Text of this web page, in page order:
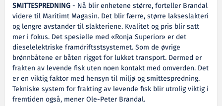
SMITTESPREDNING- Nå blir enhetene større, forteller Brandal
videre til Maritimt Magasin. Det blir færre, større lakseslakteri
og lengre avstander til slakteriene. Kvalitet og pris blir satt
mer i fokus. Det spesielle med «Ronja Superior» er det
dieselelektriske framdriftsstsystemet. Som de øvrige
brønnbåtene er båten rigget for lukket transport. Dermed er
frakten av levende fisk uten noen kontakt med omverden. Det
er en viktig faktor med hensyn til miljø og smittespredning.
Tekniske system for frakting av levende fisk blir utrolig viktig i
fremtiden også, mener Ole-Peter Brandal.